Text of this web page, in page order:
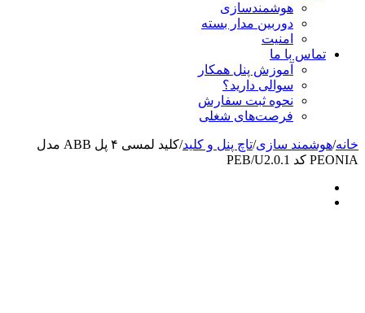
هوشمندسازی
دوربین مدار بسته
امنیت
تماس با ما
آموزش پنل همکار
سوالی دارید؟
نحوه ثبت سفارش
فرصت‌های شغلی
خانه/هوشمند سازی/تاچ پنل و کلید/
کلید لمسی ۴ پل ABB مدل
PEONIA کد PEB/U2.0.1